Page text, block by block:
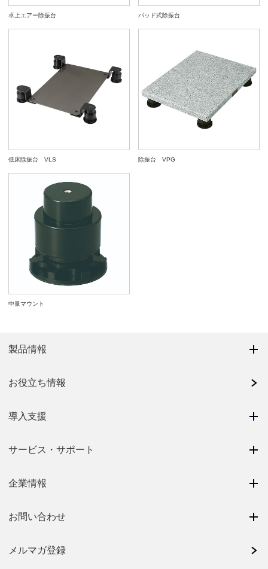
卓上エアー除振台 パッド式除振台
低床除振台 VLS 除振台 VPG
中量マウント
製品情報
お役立ち情報
導入支援
サービス・サポート
企業情報
お問い合わせ
メルマガ登録